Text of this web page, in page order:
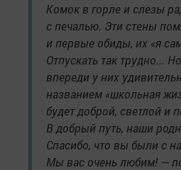
Комок в горле и слезы
с печалью. Эти стены
и первые обиды, их «я
Отпускать так трудно...
впереди у них
названием «школьная
будет доброй, светлой и
В добрый путь, наши
Спасибо, что вы были с
Мы вас очень любим! —